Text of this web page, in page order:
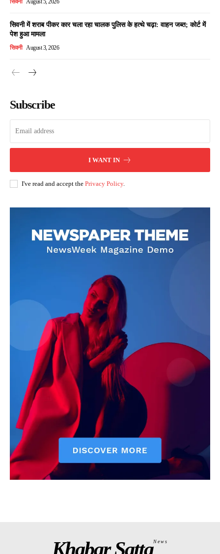
सिवनी August 5, 2026
सिवनी में शराब पीकर कार चला रहा चालक पुलिस के हत्थे चढ़ा: वाहन जब्त; कोर्ट में
पेश हुआ मामला
सिवनी August 3, 2026
Subscribe
I WANT IN
I've read and accept the Privacy Policy.
Khabar SattaNews